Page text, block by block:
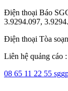
Điện thoại Báo
3.9294.097,
Điện thoại Tòa
Liên hệ quảng cáo :
08 65 11 22 55